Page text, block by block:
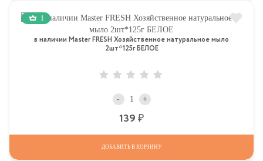
1
в наличии Master FRESH Хозяйственное натуральное мыло
2шт*125г БЕЛОЕ
- +
139
ДОБАВИТЬ В КОРЗИНУ